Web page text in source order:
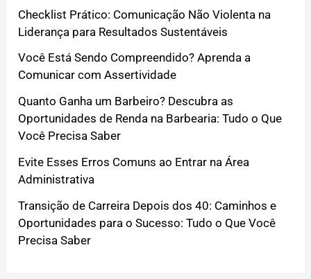
Checklist Prático: Comunicação Não Violenta na
Liderança para Resultados Sustentáveis
Você Está Sendo Compreendido? Aprenda a
Comunicar com Assertividade
Quanto Ganha um Barbeiro? Descubra as
Oportunidades de Renda na Barbearia: Tudo o Que
Você Precisa Saber
Evite Esses Erros Comuns ao Entrar na Área
Administrativa
Transição de Carreira Depois dos 40: Caminhos e
Oportunidades para o Sucesso: Tudo o Que Você
Precisa Saber